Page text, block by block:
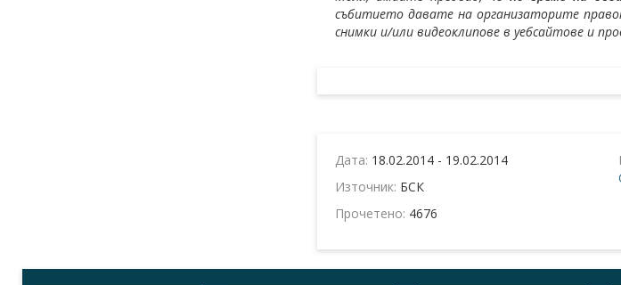
събитието давате на организаторите
снимки и/или видеоклипове в уебсайтове и
Дата: 18.02.2014 - 19.02.2014
Източник: БСК
Прочетено: 4676